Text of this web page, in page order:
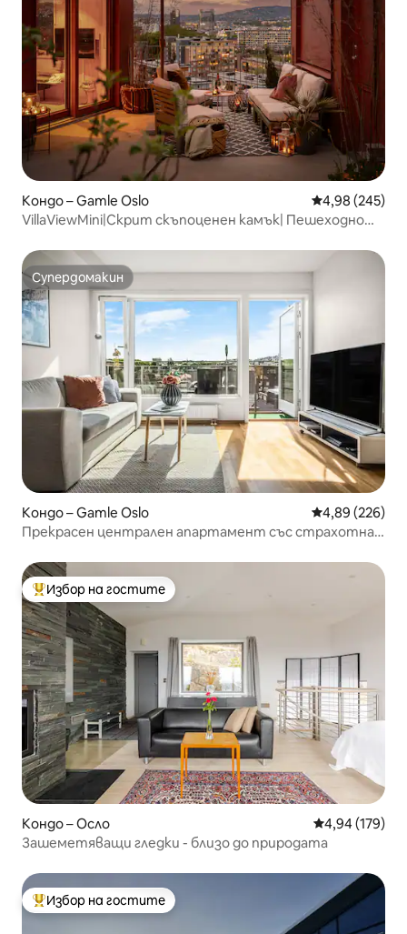
Кондо – Gamle Oslo Средна
4,98 (245)
VillaViewMini|Скрит скъпоценен камък| Пешеходно
Супердомакин
Супердомакин
Кондо – Gamle Oslo Средна
4,89 (226)
Прекрасен централен апартамент със страхотна
Най-популярен избор на гостите
Избор на гостите
Кондо – Осло Средна
4,94 (179)
Зашеметяващи гледки - близо до природата
Най-популярен избор на гостите
Избор на гостите